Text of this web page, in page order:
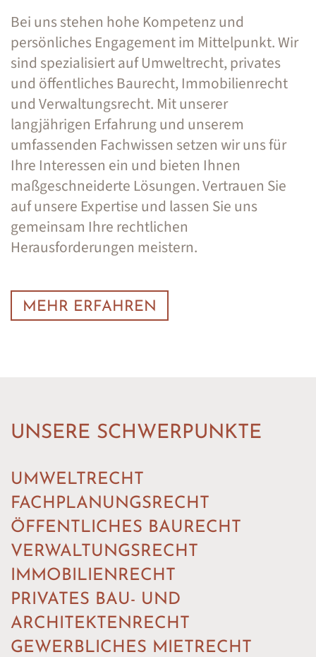
Bei uns stehen hohe Kompetenz und
persönliches Engagement im Mittelpunkt. Wir
sind spezialisiert auf Umweltrecht, privates
und öffentliches Baurecht, Immobilienrecht
und Verwaltungsrecht. Mit unserer
langjährigen Erfahrung und unserem
umfassenden Fachwissen setzen wir uns für
Ihre Interessen ein und bieten Ihnen
maßgeschneiderte Lösungen. Vertrauen Sie
auf unsere Expertise und lassen Sie uns
gemeinsam Ihre rechtlichen
Herausforderungen meistern.
MEHR ERFAHREN
UNSERE SCHWERPUNKTE
UMWELTRECHT
FACHPLANUNGSRECHT
ÖFFENTLICHES BAURECHT
VERWALTUNGSRECHT
IMMOBILIENRECHT
PRIVATES BAU- UND
ARCHITEKTENRECHT
GEWERBLICHES MIETRECHT